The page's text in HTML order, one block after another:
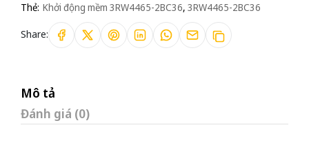
Thẻ: Khởi động mềm 3RW4465-2BC36, 3RW4465-2BC36
Share:
Mô tả
Đánh giá (0)